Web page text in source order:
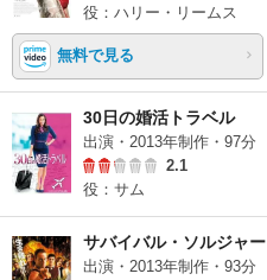
役：ハリー・リームス
無料で見る
30日の婚活トラベル
出演・2013年制作・97分
2.1
役：サム
サバイバル・ソルジャー
出演・2013年制作・93分